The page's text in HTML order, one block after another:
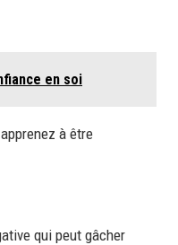
en soi
à être
qui peut gâcher